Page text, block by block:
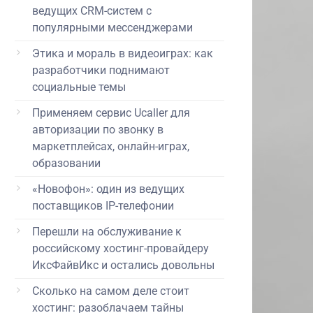
ведущих CRM-систем с
популярными мессенджерами
Этика и мораль в видеоиграх: как
разработчики поднимают
социальные темы
Применяем сервис Ucaller для
авторизации по звонку в
маркетплейсах, онлайн-играх,
образовании
«Новофон»: один из ведущих
поставщиков IP-телефонии
Перешли на обслуживание к
российскому хостинг-провайдеру
ИксФайвИкс и остались довольны
Сколько на самом деле стоит
хостинг: разоблачаем тайны